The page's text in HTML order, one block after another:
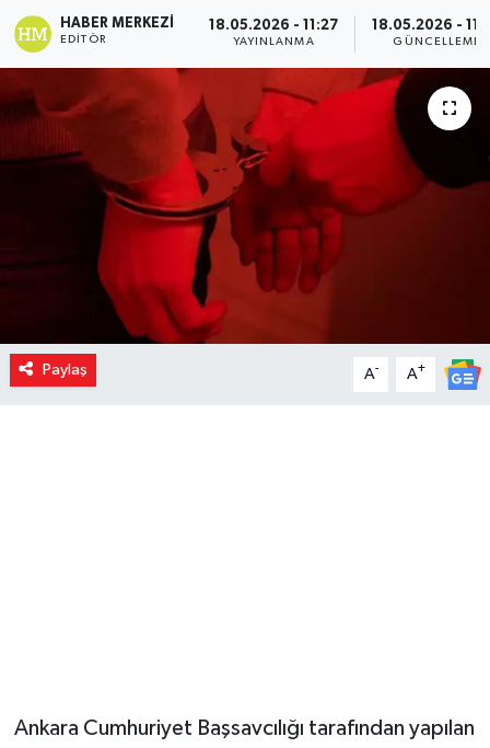
HABER MERKEZI
EDITÖR
18.05.2026 - 11:27
YAYINLANMA
18.05.2026 -
GÜNCELLEME
Paylaş A- A+
Ankara Cumhuriyet Başsavcılığı tarafından yapılan